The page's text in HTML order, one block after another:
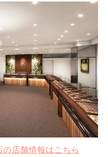
店舗情報はこちら